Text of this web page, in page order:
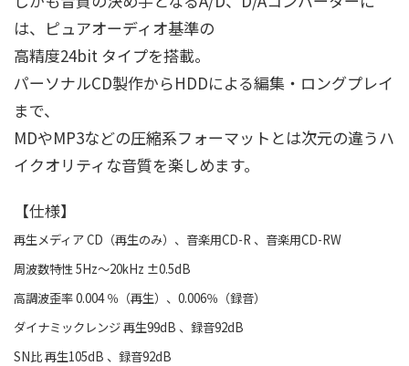
は、ピュアオーディオ基準の
高精度24bit タイプを搭載。
パーソナルCD製作からHDDによる編集・ロングプレイ
まで、
MDやMP3などの圧縮系フォーマットとは次元の違うハ
イクオリティな音質を楽しめます。
【仕様】
再生メディア CD（再生のみ）、音楽用CD-R 、音楽用CD-RW
周波数特性 5Hz～20kHz ±0.5dB
高調波歪率 0.004 ％（再生）、0.006％（録音）
ダイナミックレンジ 再生99dB 、録音92dB
SN比 再生105dB 、録音92dB